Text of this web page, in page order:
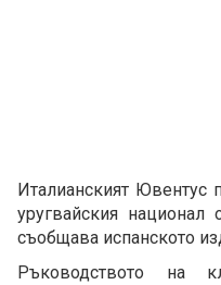
Италианският Ювентус
уругвайския национал
съобщава испанското
Ръководството на